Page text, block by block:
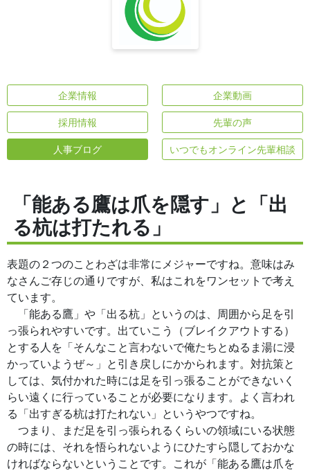
企業情報 企業動画
採用情報 先輩の声
人事ブログ いつでもオンライン先輩相談
「能ある鷹は爪を隠す」と「出
る杭は打たれる」
表題の２つのことわざは非常にメジャーですね。意味はみ
なさんご存じの通りですが、私はこれをワンセットで考え
ています。
「能ある鷹」や「出る杭」というのは、周囲から足を引
っ張られやすいです。出ていこう（ブレイクアウトする）
とする人を「そんなこと言わないで俺たちとぬるま湯に浸
かっていようぜ～」と引き戻しにかかられます。対抗策と
しては、気付かれた時には足を引っ張ることができないく
らい遠くに行っていることが必要になります。よく言われ
る「出すぎる杭は打たれない」というやつですね。
つまり、まだ足を引っ張られるくらいの領域にいる状態
の時には、それを悟られないようにひたすら隠しておかな
ければならないということです。これが「能ある鷹は爪を